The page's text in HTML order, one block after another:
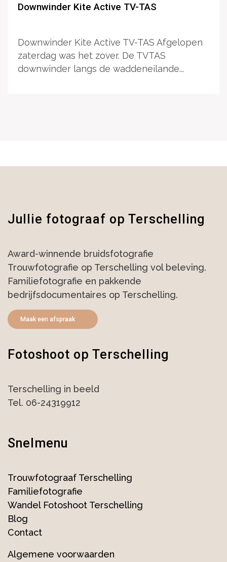
Downwinder Kite Active TV-TAS
Downwinder Kite Active TV-TAS Afgelopen
zaterdag was het zover. De TVTAS
downwinder langs de waddeneilande...
Jullie fotograaf op Terschelling
Award-winnende bruidsfotografie
Trouwfotografie op Terschelling vol beleving.
Familiefotografie en pakkende
bedrijfsdocumentaires op Terschelling.
Maak een afspraak
Fotoshoot op Terschelling
Terschelling in beeld
Tel. 06-24319912
Snelmenu
Trouwfotograaf Terschelling
Familiefotografie
Wandel Fotoshoot Terschelling
Blog
Contact
Algemene voorwaarden